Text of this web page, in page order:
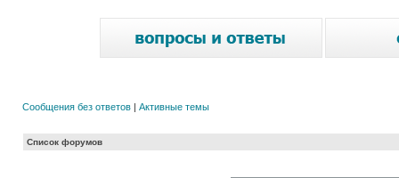
Сообщения без ответов | Активные темы
Список форумов